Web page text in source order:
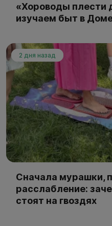
«Хороводы плести
изучаем быт в
2 дня назад
Сначала мурашки,
расслабление:
стоят на гвоздях